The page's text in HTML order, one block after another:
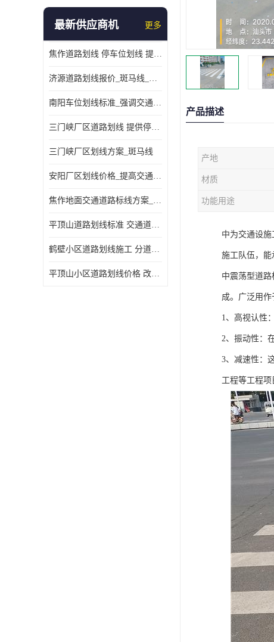
最新供应商机 更多
焦作道路划线 停车位划线 提供交通分流
济源道路划线报价_斑马线_提供紧急停车带
南阳车位划线标准_强调交通规则
三门峡厂区道路划线 提供停车指引
三门峡厂区划线方案_斑马线
安阳厂区划线价格_提高交通安全
焦作地面交通道路标线方案_强调交通规则
平顶山道路划线标准 交通道路标线 提供可变车道指示
鹤壁小区道路划线施工 分道线 改善交通效率
平顶山小区道路划线价格 改善交通效率
产品描述
产地
材质
功能用途
中为交通设
施工队伍，能
中震荡型道
成。广泛用作
1、高视认性
2、振动性：
3、减速性：
工程等工程